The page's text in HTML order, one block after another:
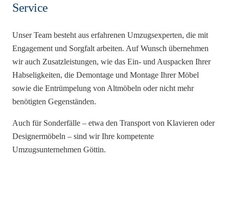
Service
Unser Team besteht aus erfahrenen Umzugsexperten, die mit
Engagement und Sorgfalt arbeiten. Auf Wunsch übernehmen
wir auch Zusatzleistungen, wie das Ein- und Auspacken Ihrer
Habseligkeiten, die Demontage und Montage Ihrer Möbel
sowie die Entrümpelung von Altmöbeln oder nicht mehr
benötigten Gegenständen.
Auch für Sonderfälle – etwa den Transport von Klavieren oder
Designermöbeln – sind wir Ihre kompetente
Umzugsunternehmen Göttin.